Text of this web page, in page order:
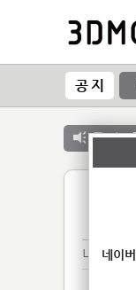
공 지
공 지 :
나사네이